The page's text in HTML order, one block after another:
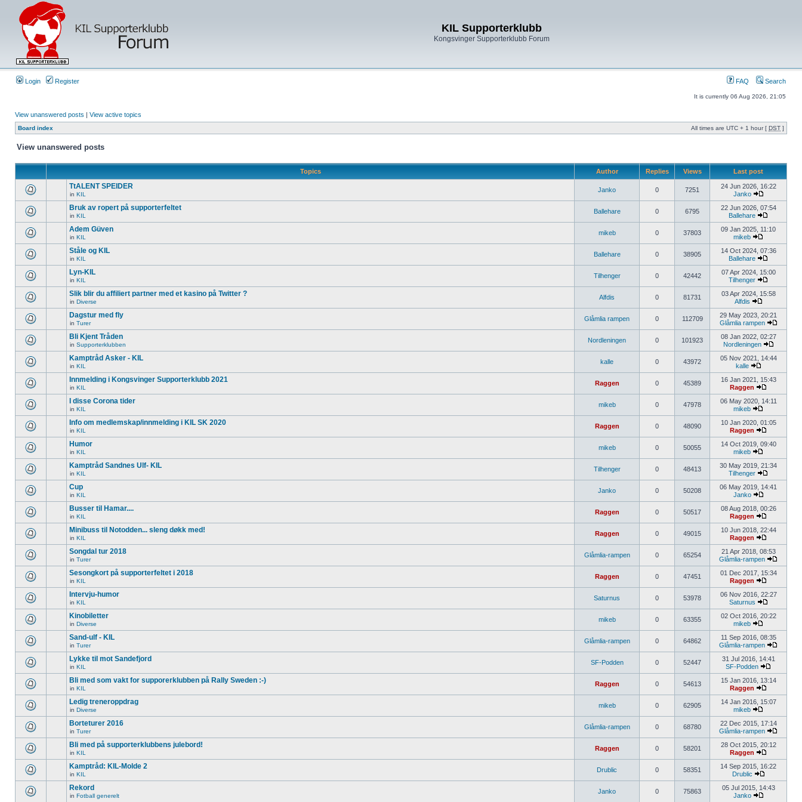
KIL Supporterklubb
Kongsvinger Supporterklubb Forum
Login Register FAQ Search
It is currently 06 Aug 2026, 21:05
View unanswered posts | View active topics
Board index All times are UTC + 1 hour [ DST ]
View unanswered posts
Topics Author Replies Views Last post
TtALENT SPEIDER
in KIL
Janko 0 7251
24 Jun 2026, 16:22
Janko
Bruk av ropert på supporterfeltet
in KIL
Ballehare 0 6795
22 Jun 2026, 07:54
Ballehare
Adem Güven
in KIL
mikeb 0 37803
09 Jan 2025, 11:10
mikeb
Ståle og KIL
in KIL
Ballehare 0 38905
14 Oct 2024, 07:36
Ballehare
Lyn-KIL
in KIL
Tilhenger 0 42442
07 Apr 2024, 15:00
Tilhenger
Slik blir du affiliert partner med et kasino på Twitter ?
in Diverse
Alfdis 0 81731
03 Apr 2024, 15:58
Alfdis
Dagstur med fly
in Turer
Glåmlia rampen 0 112709
29 May 2023, 20:21
Glåmlia rampen
Bli Kjent Tråden
in Supporterklubben
Nordleningen 0 101923
08 Jan 2022, 02:27
Nordleningen
Kamptråd Asker - KIL
in KIL
kalle 0 43972
05 Nov 2021, 14:44
kalle
Innmelding i Kongsvinger Supporterklubb 2021
in KIL
Raggen 0 45389
16 Jan 2021, 15:43
Raggen
I disse Corona tider
in KIL
mikeb 0 47978
06 May 2020, 14:11
mikeb
Info om medlemskap/innmelding i KIL SK 2020
in KIL
Raggen 0 48090
10 Jan 2020, 01:05
Raggen
Humor
in KIL
mikeb 0 50055
14 Oct 2019, 09:40
mikeb
Kamptråd Sandnes Ulf- KIL
in KIL
Tilhenger 0 48413
30 May 2019, 21:34
Tilhenger
Cup
in KIL
Janko 0 50208
06 May 2019, 14:41
Janko
Busser til Hamar....
in KIL
Raggen 0 50517
08 Aug 2018, 00:26
Raggen
Minibuss til Notodden... sleng døkk med!
in KIL
Raggen 0 49015
10 Jun 2018, 22:44
Raggen
Songdal tur 2018
in Turer
Glåmlia-rampen 0 65254
21 Apr 2018, 08:53
Glåmlia-rampen
Sesongkort på supporterfeltet i 2018
in KIL
Raggen 0 47451
01 Dec 2017, 15:34
Raggen
Intervju-humor
in KIL
Saturnus 0 53978
06 Nov 2016, 22:27
Saturnus
Kinobiletter
in Diverse
mikeb 0 63355
02 Oct 2016, 20:22
mikeb
Sand-ulf - KIL
in Turer
Glåmlia-rampen 0 64862
11 Sep 2016, 08:35
Glåmlia-rampen
Lykke til mot Sandefjord
in KIL
SF-Podden 0 52447
31 Jul 2016, 14:41
SF-Podden
Bli med som vakt for supporerklubben på Rally Sweden :-)
in KIL
Raggen 0 54613
15 Jan 2016, 13:14
Raggen
Ledig treneroppdrag
in Diverse
mikeb 0 62905
14 Jan 2016, 15:07
mikeb
Borteturer 2016
in Turer
Glåmlia-rampen 0 68780
22 Dec 2015, 17:14
Glåmlia-rampen
Bli med på supporterklubbens julebord!
in KIL
Raggen 0 58201
28 Oct 2015, 20:12
Raggen
Kamptråd: KIL-Molde 2
in KIL
Drublic 0 58351
14 Sep 2015, 16:22
Drublic
Rekord
in Fotball generelt
Janko 0 75863
05 Jul 2015, 14:43
Janko